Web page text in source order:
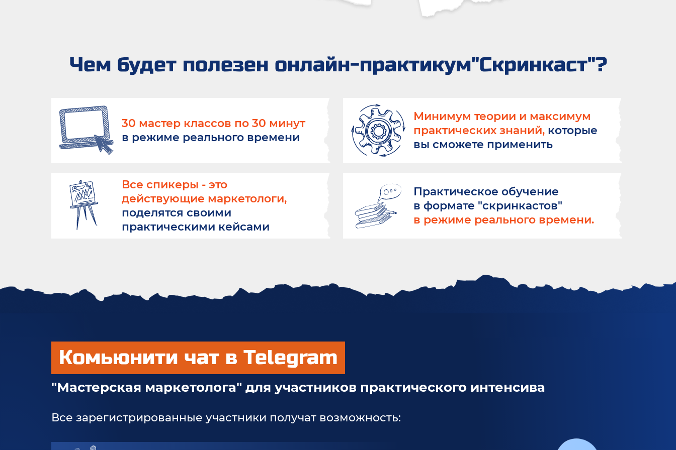
Чем будет полезен онлайн-практикум"Скринкаст"?
30 мастер классов по 30 минут
в режиме реального времени
Минимум теории и максимум
практических знаний, которые
вы сможете применить
Все спикеры - это
действующие маркетологи,
поделятся своими
практическими кейсами
Практическое обучение
в формате "скринкастов"
в режиме реального времени.
Комьюнити чат в Telegram
"Мастерская маркетолога" для участников практического интенсива
Все зарегистрированные участники получат возможность: